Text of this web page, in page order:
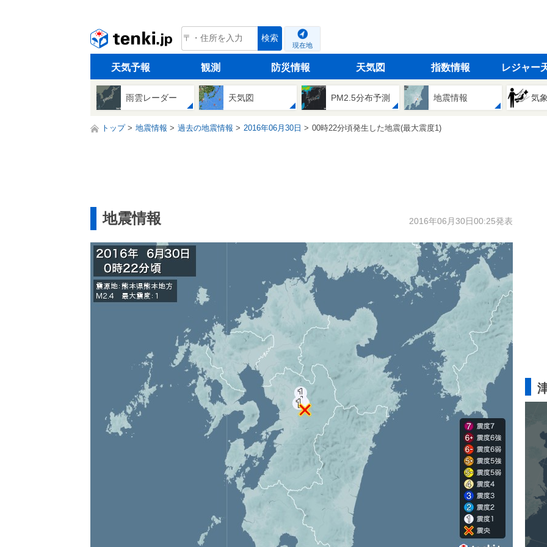
tenki.jp 検索
現在地
天気予報 観測 防災情報 天気図 指数情報 レジャー
雨雲レーダー 天気図 PM2.5分布予測 地震情報 気
トップ 地震情報 過去の地震情報 2016年06月30日 00時22分頃発生した地震(最大震度1)
地震情報 2016年06月30日00:25発表